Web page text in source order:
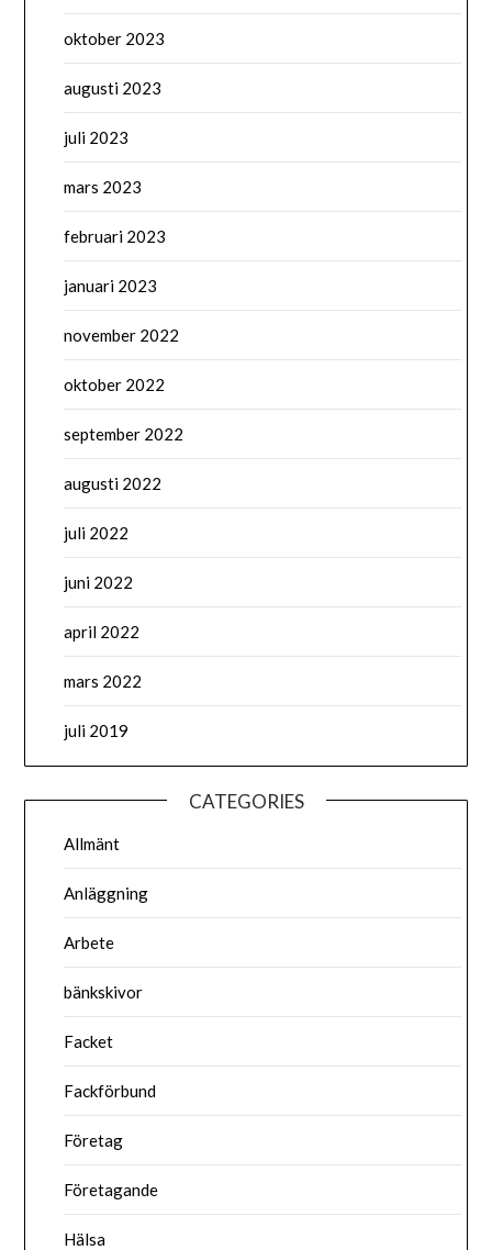
oktober 2023
augusti 2023
juli 2023
mars 2023
februari 2023
januari 2023
november 2022
oktober 2022
september 2022
augusti 2022
juli 2022
juni 2022
april 2022
mars 2022
juli 2019
CATEGORIES
Allmänt
Anläggning
Arbete
bänkskivor
Facket
Fackförbund
Företag
Företagande
Hälsa